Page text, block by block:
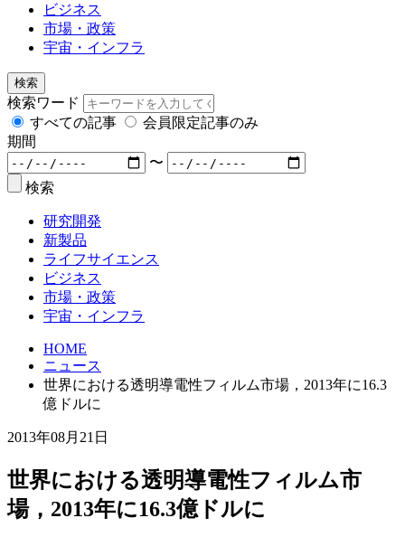
ビジネス
市場・政策
宇宙・インフラ
検索
検索ワード
すべての記事
会員限定記事のみ
期間
〜
検索
研究開発
新製品
ライフサイエンス
ビジネス
市場・政策
宇宙・インフラ
HOME
ニュース
世界における透明導電性フィルム市場，2013年に16.3
億ドルに
2013年08月21日
世界における透明導電性フィルム市
場，2013年に16.3億ドルに